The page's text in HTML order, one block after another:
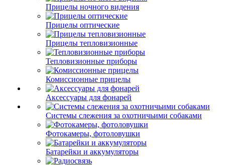
Прицелы ночного видения
Прицелы оптические
Прицелы тепловизионные
Тепловизионные приборы
Комиссионные прицелы
Аксессуары для фонарей
Системы слежения за охотничьими собаками
Фотокамеры, фотоловушки
Батарейки и аккумуляторы